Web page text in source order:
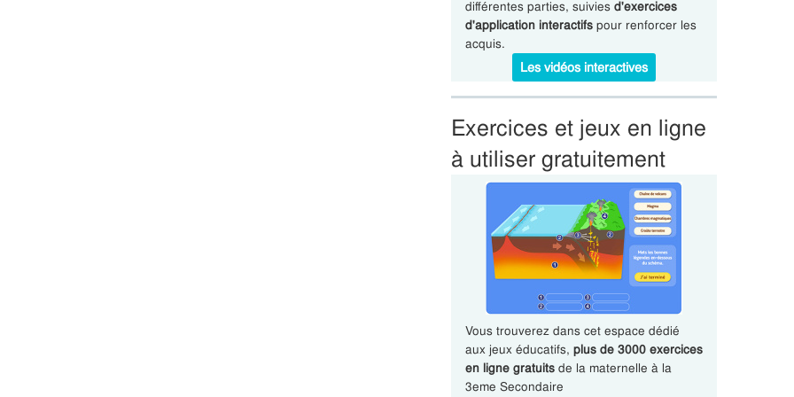
différentes parties, suivies d'exercices
d'application interactifspour renforcer les
acquis.
Les vidéos interactives
Exercices et jeux en ligne
à utiliser gratuitement
Vous trouverez dans cet espace dédié
aux jeux éducatifs, plus de 3000 exercices
en ligne gratuitsde la maternelle à la
3eme Secondaire